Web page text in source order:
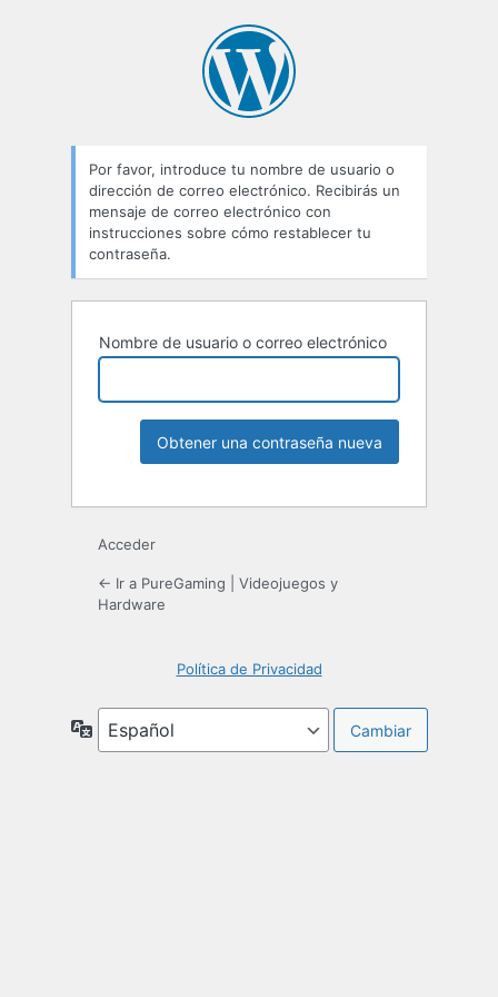
Por favor, introduce tu nombre de usuario o
dirección de correo electrónico. Recibirás un
mensaje de correo electrónico con
instrucciones sobre cómo restablecer tu
contraseña.
Nombre de usuario o correo electrónico
Acceder
← Ir a PureGaming | Videojuegos y
Hardware
Política de Privacidad
Idioma